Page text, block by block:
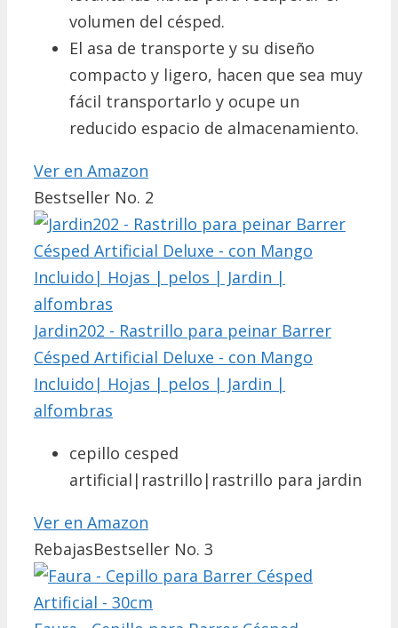
volumen del césped.
El asa de transporte y su diseño
compacto y ligero, hacen que sea muy
fácil transportarlo y ocupe un
reducido espacio de almacenamiento.
Ver en Amazon
Bestseller No. 2
Jardin202 - Rastrillo para peinar Barrer
Césped Artificial Deluxe - con Mango
Incluido| Hojas | pelos | Jardin |
alfombras
cepillo cesped
artificial|rastrillo|rastrillo para jardin
Ver en Amazon
RebajasBestseller No. 3